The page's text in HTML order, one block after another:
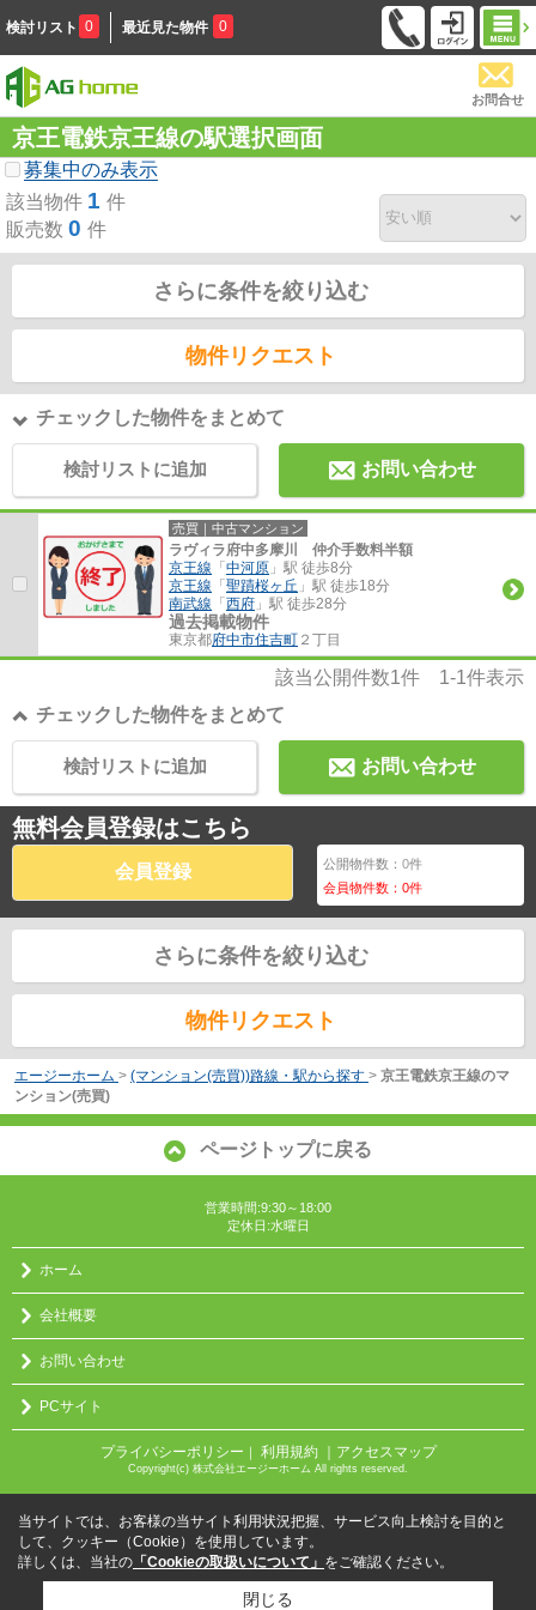
検討リスト 0 最近見た物件 0
お問合せ
京王電鉄京王線の駅選択画面
募集中のみ表示
該当物件 1 件
販売数 0 件
さらに条件を絞り込む
物件リクエスト
チェックした物件をまとめて
検討リストに追加 お問い合わせ
売買｜中古マンション
ラヴィラ府中多摩川 仲介手数料半額
京王線 「 中河原 」駅 徒歩8分
京王線 「 聖蹟桜ヶ丘 」駅 徒歩18分
南武線 「 西府 」駅 徒歩28分
過去掲載物件
東京都府中市住吉町 ２丁目
該当公開件数1件 1-1件表示
チェックした物件をまとめて
お問い合わせ
検討リストに追加
無料会員登録はこちら
会員登録 公開物件数：0件
会員物件数：0件
さらに条件を絞り込む
物件リクエスト
エージーホーム > (マンション(売買))路線・駅から探す > 京王電鉄京王線のマ
ンション(売買)
ページトップに戻る
営業時間:9:30～18:00
定休日:水曜日
ホーム
会社概要
お問い合わせ
PCサイト
プライバシーポリシー ｜ 利用規約 ｜アクセスマップ
Copyright(c) 株式会社エージーホーム All rights reserved.
当サイトでは、お客様の当サイト利用状況把握、サービス向上検討を目的と
して、クッキー（Cookie）を使用しています。
詳しくは、当社の 「Cookieの取扱いについて」 をご確認ください。
閉じる